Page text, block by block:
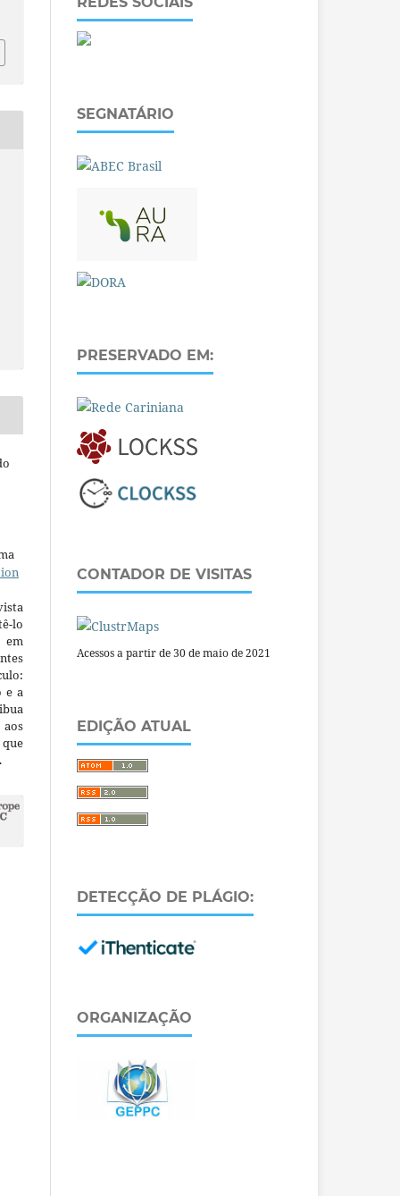
lo
em
e a
SEGNATÁRIO
PRESERVADO EM:
CONTADOR DE VISITAS
Acessos a partir de 30 de maio de 2021
EDIÇÃO ATUAL
DETECÇÃO DE PLÁGIO:
ORGANIZAÇÃO